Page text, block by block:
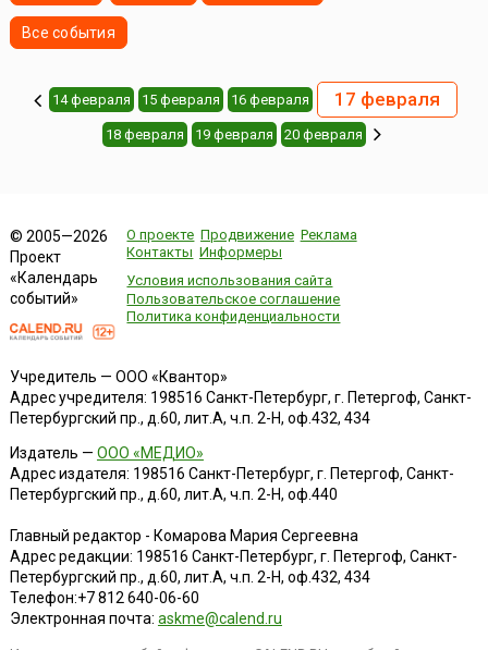
Все события
14 февраля 15 февраля 16 февраля 17 февраля
18 февраля 19 февраля 20 февраля
© 2005—2026
Проект
«Календарь
событий»
О проекте Продвижение Реклама
Контакты Информеры
Условия использования сайта
Пользовательское соглашение
Политика конфиденциальности
Учредитель — ООО «Квантор»
Адрес учредителя: 198516 Санкт-Петербург, г. Петергоф, Санкт-
Петербургский пр., д.60, лит.А, ч.п. 2-Н, оф.432, 434
Издатель — ООО «МЕДИО»
Адрес издателя: 198516 Санкт-Петербург, г. Петергоф, Санкт-
Петербургский пр., д.60, лит.А, ч.п. 2-Н, оф.440
Главный редактор - Комарова Мария Сергеевна
Адрес редакции: 198516 Санкт-Петербург, г. Петергоф, Санкт-
Петербургский пр., д.60, лит.А, ч.п. 2-Н, оф.432, 434
Телефон:+7 812 640-06-60
Электронная почта: askme@calend.ru